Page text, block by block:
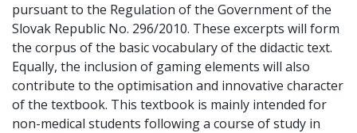
pursuant to the Regulation of the Government of the
Slovak Republic No. 296/2010. These excerpts will form
the corpus of the basic vocabulary of the didactic text.
Equally, the inclusion of gaming elements will also
contribute to the optimisation and innovative character
of the textbook. This textbook is mainly intended for
non-medical students following a course of study in